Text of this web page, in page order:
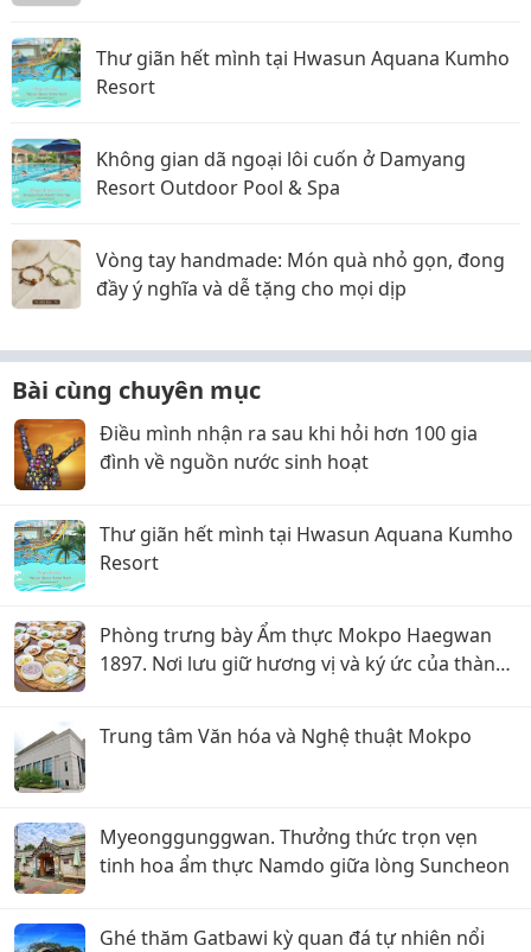
Thư giãn hết mình tại Hwasun Aquana Kumho
Resort
Không gian dã ngoại lôi cuốn ở Damyang
Resort Outdoor Pool & Spa
Vòng tay handmade: Món quà nhỏ gọn, đong
đầy ý nghĩa và dễ tặng cho mọi dịp
Bài cùng chuyên mục
Điều mình nhận ra sau khi hỏi hơn 100 gia
đình về nguồn nước sinh hoạt
Thư giãn hết mình tại Hwasun Aquana Kumho
Resort
Phòng trưng bày Ẩm thực Mokpo Haegwan
1897. Nơi lưu giữ hương vị và ký ức của thành
Trung tâm Văn hóa và Nghệ thuật Mokpo
Myeonggunggwan. Thưởng thức trọn vẹn
tinh hoa ẩm thực Namdo giữa lòng Suncheon
Ghé thăm Gatbawi kỳ quan đá tự nhiên nổi